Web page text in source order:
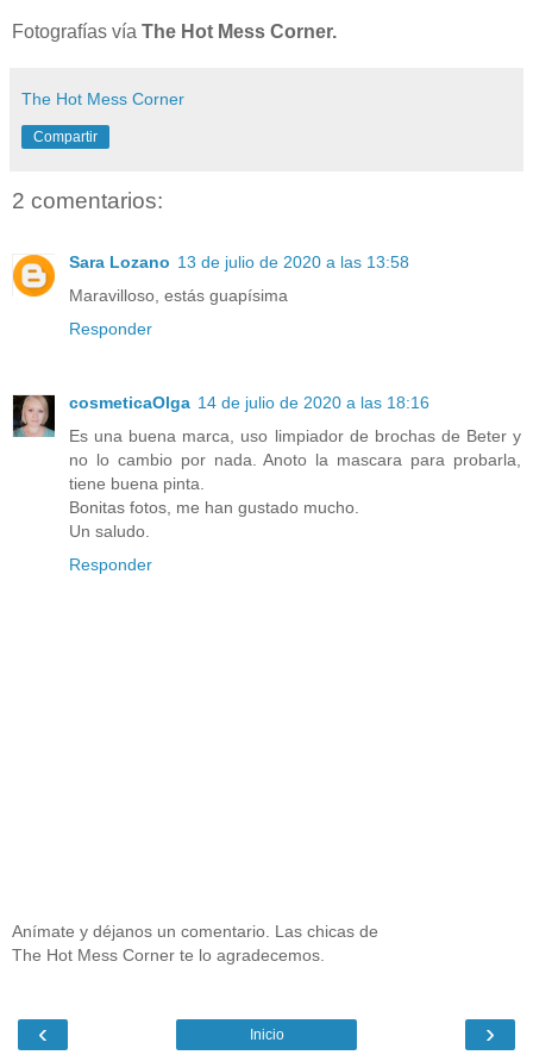
Fotografías vía The Hot Mess Corner.
The Hot Mess Corner
Compartir
2 comentarios:
Sara Lozano 13 de julio de 2020 a las 13:58
Maravilloso, estás guapísima
Responder
cosmeticaOlga 14 de julio de 2020 a las 18:16
Es una buena marca, uso limpiador de brochas de Beter y
no lo cambio por nada. Anoto la mascara para probarla,
tiene buena pinta.
Bonitas fotos, me han gustado mucho.
Un saludo.
Responder
Anímate y déjanos un comentario. Las chicas de
The Hot Mess Corner te lo agradecemos.
‹ ›
Inicio